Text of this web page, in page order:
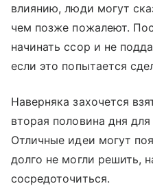
влиянию, люди могут
чем позже пожалеют.
начинать ссор и не
если это попытается
Наверняка захочется
вторая половина дня
Отличные идеи могут
долго не могли решить,
сосредоточиться.